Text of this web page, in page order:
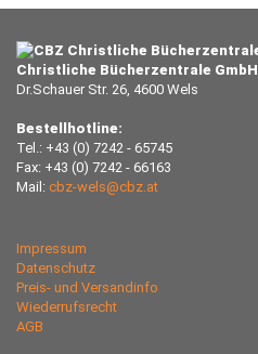
Christliche Bücherzentrale GmbH
Dr.Schauer Str. 26, 4600 Wels
Bestellhotline:
Tel.: +43 (0) 7242 - 65745
Fax: +43 (0) 7242 - 66163
Mail: cbz-wels@cbz.at
Impressum
Datenschutz
Preis- und Versandinfo
Wiederrufsrecht
AGB